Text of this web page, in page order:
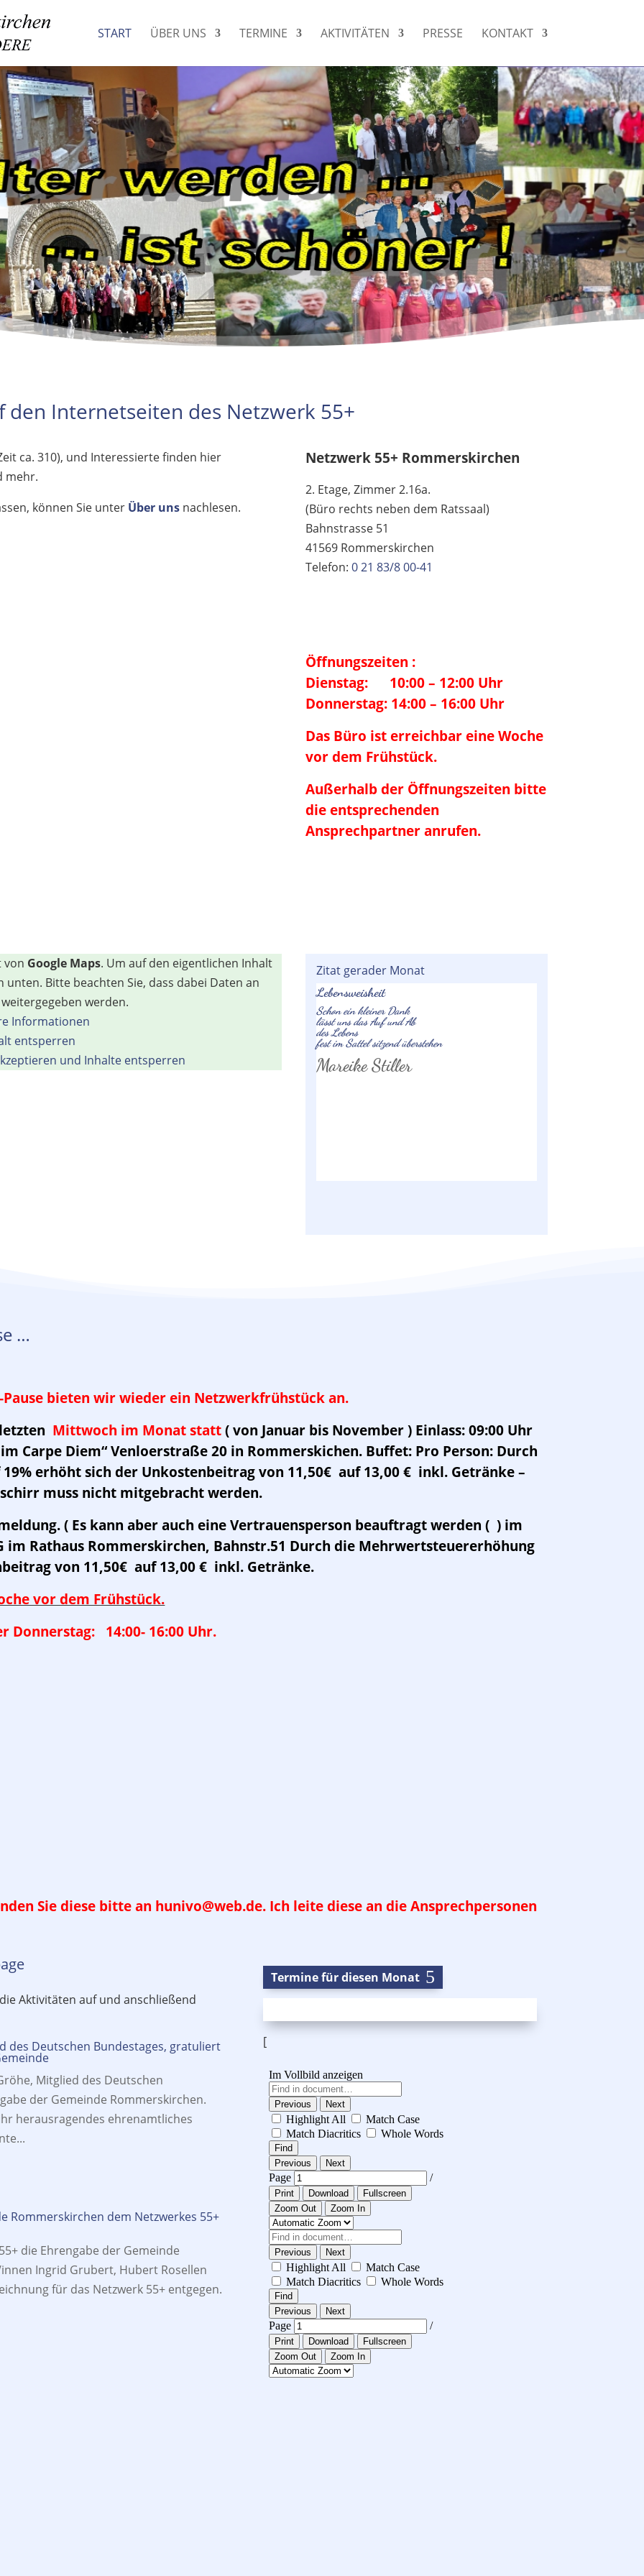
START ÜBER UNS TERMINE AKTIVITÄTEN PRESSE KONTAKT
Internetseiten des Netzwerk 55+
ca. 310), und Interessierte finden hier
mehr.
können Sie unter Über uns nachlesen.
Netzwerk 55+ Rommerskirchen
2. Etage, Zimmer 2.16a.
(Büro rechts neben dem Ratssaal)
Bahnstrasse 51
41569 Rommerskirchen
Telefon: 0 21 83/8 00-41
Öffnungszeiten :
Dienstag: 10:00 – 12:00 Uhr
Donnerstag: 14:00 – 16:00 Uhr
Das Büro ist erreichbar eine Woche
vor dem Frühstück.
Außerhalb der Öffnungszeiten bitte
die entsprechenden
Ansprechpartner anrufen.
von Google Maps. Um auf den eigentlichen Inhalt
unten. Bitte beachten Sie, dass dabei Daten an
werden.
Informationen
entsperren
und Inhalte entsperren
Zitat gerader Monat
Lebensweisheit
Schon ein kleiner Dank
lässt uns das Auf und Ab
des Lebens
fest im Sattel sitzend überstehen
Mareike Stiller
…
Pause bieten wir wieder ein Netzwerkfrühstück an.
Mittwoch im Monat statt ( von Januar bis November ) Einlass: 09:00 Uhr
im Carpe Diem“ Venloerstraße 20 in Rommerskichen. Buffet: Pro Person: Durch
erhöht sich der Unkostenbeitrag von 11,50€ auf 13,00 € inkl. Getränke –
muss nicht mitgebracht werden.
( Es kann aber auch eine Vertrauensperson beauftragt werden ( ) im
im Rathaus Rommerskirchen, Bahnstr.51 Durch die Mehrwertsteuererhöhung
von 11,50€ auf 13,00 € inkl. Getränke.
vor dem Frühstück.
Donnerstag: 14:00- 16:00 Uhr.
Sie diese bitte an hunivo@web.de. Ich leite diese an die Ansprechpersonen
Aktivitäten auf und anschließend
des Deutschen Bundestages, gratuliert
Mitglied des Deutschen
der Gemeinde Rommerskirchen.
herausragendes ehrenamtliches
Rommerskirchen dem Netzwerkes 55+
die Ehrengabe der Gemeinde
Ingrid Grubert, Hubert Rosellen
für das Netzwerk 55+ entgegen.
Termine für diesen Monat
[